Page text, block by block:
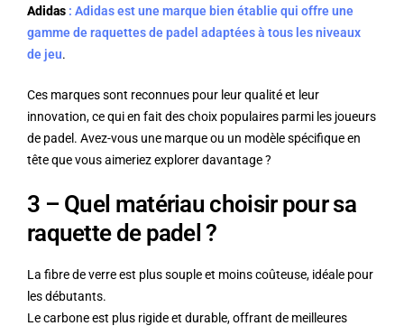
Adidas : Adidas est une marque bien établie qui offre une
gamme de raquettes de padel adaptées à tous les niveaux
de jeu.
Ces marques sont reconnues pour leur qualité et leur
innovation, ce qui en fait des choix populaires parmi les joueurs
de padel. Avez-vous une marque ou un modèle spécifique en
tête que vous aimeriez explorer davantage ?
3 – Quel matériau choisir pour sa
raquette de padel ?
La fibre de verre est plus souple et moins coûteuse, idéale pour
les débutants.
Le carbone est plus rigide et durable, offrant de meilleures